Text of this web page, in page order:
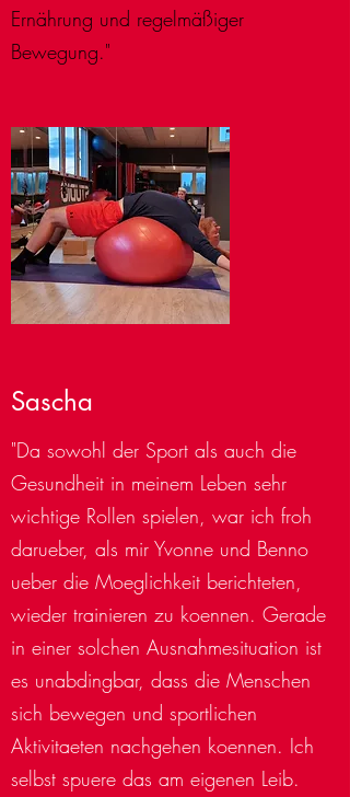
Ernährung und regelmäßiger
Bewegung."
Sascha
"Da sowohl der Sport als auch die
Gesundheit in meinem Leben sehr
wichtige Rollen spielen, war ich froh
darueber, als mir Yvonne und Benno
ueber die Moeglichkeit berichteten,
wieder trainieren zu koennen. Gerade
in einer solchen Ausnahmesituation ist
es unabdingbar, dass die Menschen
sich bewegen und sportlichen
Aktivitaeten nachgehen koennen. Ich
selbst spuere das am eigenen Leib.